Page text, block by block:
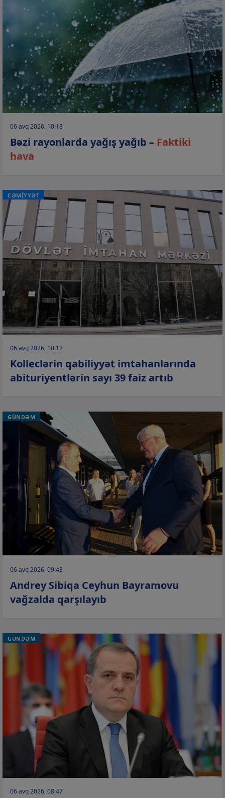
06 avq 2026, 10:18
Bəzi rayonlarda yağış yağıb – Faktiki
hava
CƏMİYYƏT
06 avq 2026, 10:12
Kolleclərin qabiliyyət imtahanlarında
abituriyentlərin sayı 39 faiz artıb
GÜNDƏM
06 avq 2026, 09:43
Andrey Sibiqa Ceyhun Bayramovu
vağzalda qarşılayıb
GÜNDƏM
06 avq 2026, 08:47